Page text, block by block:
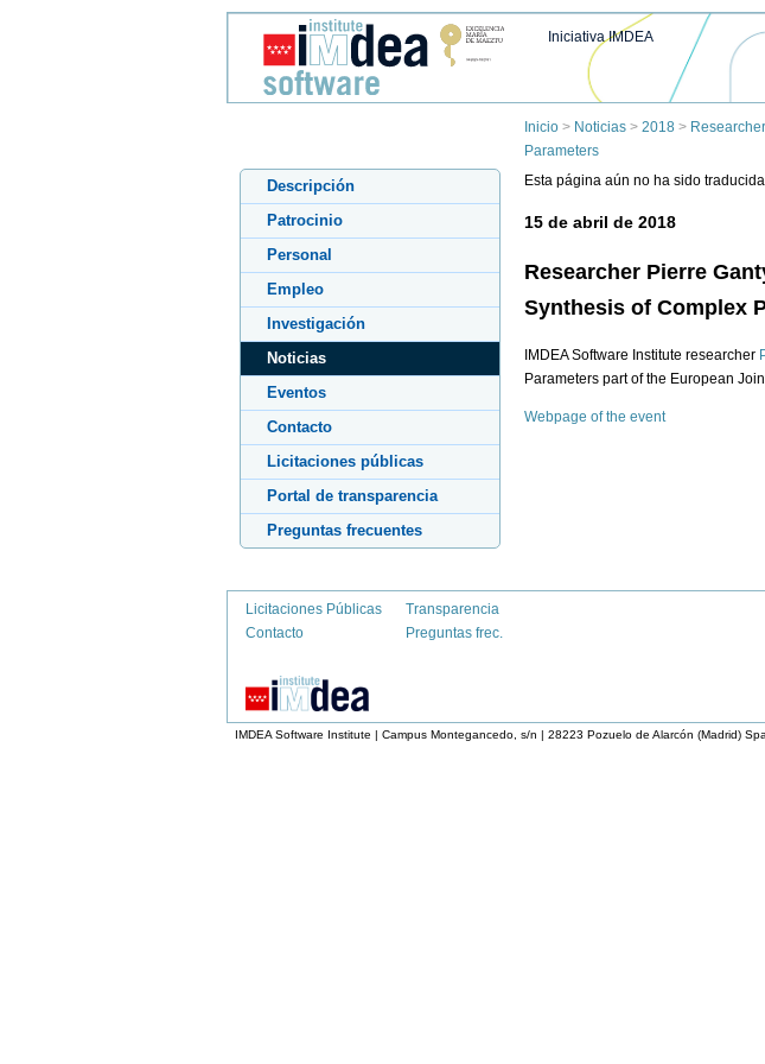
Iniciativa IMDEA
Inicio > Noticias > 2018 >
Parameters
Descripción
Patrocinio
Personal
Empleo
Investigación
Noticias
Eventos
Contacto
Licitaciones públicas
Portal de transparencia
Preguntas frecuentes
Esta página aún no ha sido
15 de abril de 2018
Researcher Pierre
Synthesis of Complex
IMDEA Software Institute researcher
Parameters part of the European
Webpage of the event
Licitaciones Públicas
Contacto
Transparencia
Preguntas frec.
IMDEA Software Institute | Campus Montegancedo, s/n | 28223 Pozuelo de Alarcón (Madrid)